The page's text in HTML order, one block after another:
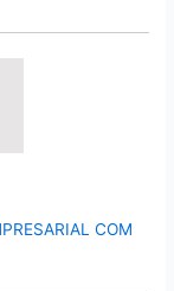
COM